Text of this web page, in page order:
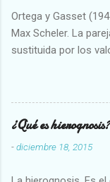
Ortega y Gasset
Max Scheler. La
sustituida por los
Abundante-
Vulgar Enérgico-
Intelectuales
Evidente-
malvado Justo-
¿Qué es hierognosis?
-diciembre 18, 2015